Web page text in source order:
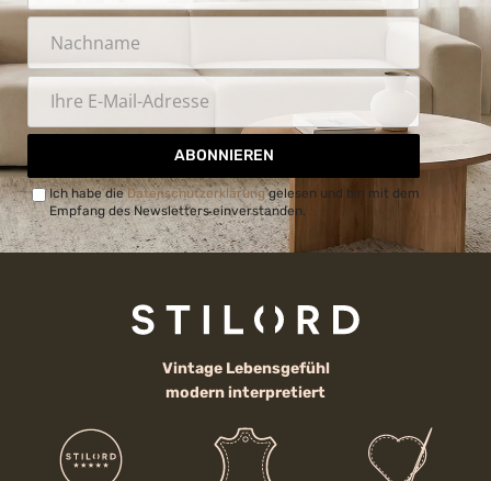
ABONNIEREN
Ich habe dieDatenschutzerklärunggelesen und bin mit dem
Empfang des Newsletters einverstanden.
Vintage Lebensgefühl
modern interpretiert